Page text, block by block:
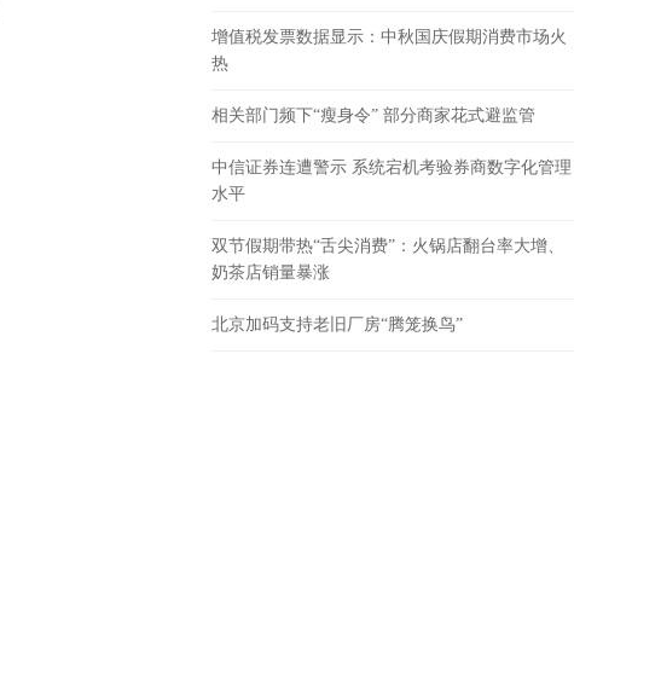
增值税发票数据显示：中秋国庆假期消费市场火
热
相关部门频下“瘦身令” 部分商家花式避监管
中信证券连遭警示 系统宕机考验券商数字化管理
水平
双节假期带热“舌尖消费”：火锅店翻台率大增、
奶茶店销量暴涨
北京加码支持老旧厂房“腾笼换鸟”